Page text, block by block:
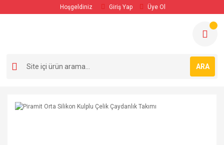
Hoşgeldiniz Giriş Yap Üye Ol
ARA